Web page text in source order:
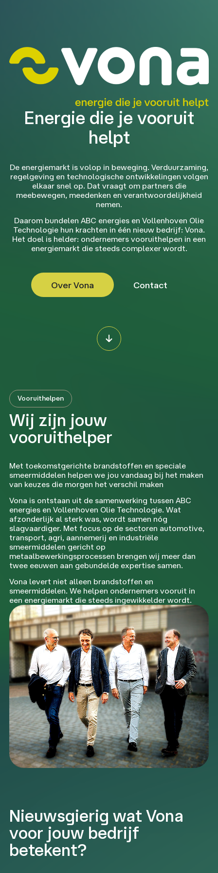
Energie die je vooruit
helpt
De energiemarkt is volop in beweging. Verduurzaming,
regelgeving en technologische ontwikkelingen volgen
elkaar snel op. Dat vraagt om partners die
meebewegen, meedenken en verantwoordelijkheid
nemen.
Daarom bundelen ABC energies en Vollenhoven Olie
Technologie hun krachten in één nieuw bedrijf: Vona.
Het doel is helder: ondernemers vooruithelpen in een
energiemarkt die steeds complexer wordt.
Over Vona Contact
Vooruithelpen
Wij zijn jouw
vooruithelper
Met toekomstgerichte brandstoffen en speciale
smeermiddelen helpen we jou vandaag bij het maken
van keuzes die morgen het verschil maken
Vona is ontstaan uit de samenwerking tussen ABC
energies en Vollenhoven Olie Technologie. Wat
afzonderlijk al sterk was, wordt samen nóg
slagvaardiger. Met focus op de sectoren automotive,
transport, agri, aannemerij en industriële
smeermiddelen gericht op
metaalbewerkingsprocessen brengen wij meer dan
twee eeuwen aan gebundelde expertise samen.
Vona levert niet alleen brandstoffen en
smeermiddelen. We helpen ondernemers vooruit in
een energiemarkt die steeds ingewikkelder wordt.
Nieuwsgierig wat Vona
voor jouw bedrijf
betekent?